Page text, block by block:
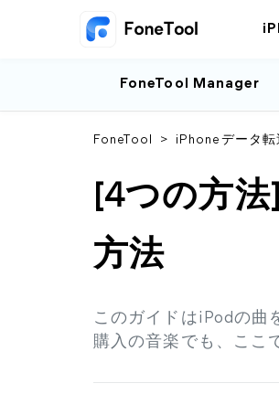
FoneTool Manager
FoneTool > iPhoneデータ転
[4つの方
方法
このガイドはiPodの曲
購入の音楽でも、ここ